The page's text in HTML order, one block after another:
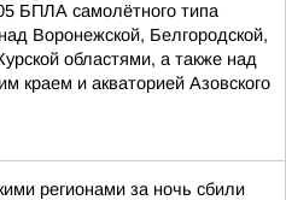
БПЛА самолётного типа
Воронежской, Белгородской,
областями, а также над
краем и акваторией Азовского
регионами за ночь сбили